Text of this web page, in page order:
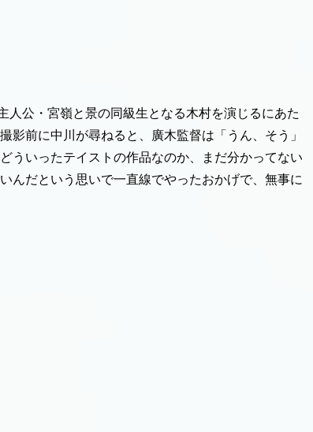
人公・宮嶺と景の同級生となる木村を演じるにあた
影前に中川が尋ねると、廣木監督は「うん、そう」
ういったテイストの作品なのか、まだ分かってない
んだという思いで一直線でやったおかげで、無事に